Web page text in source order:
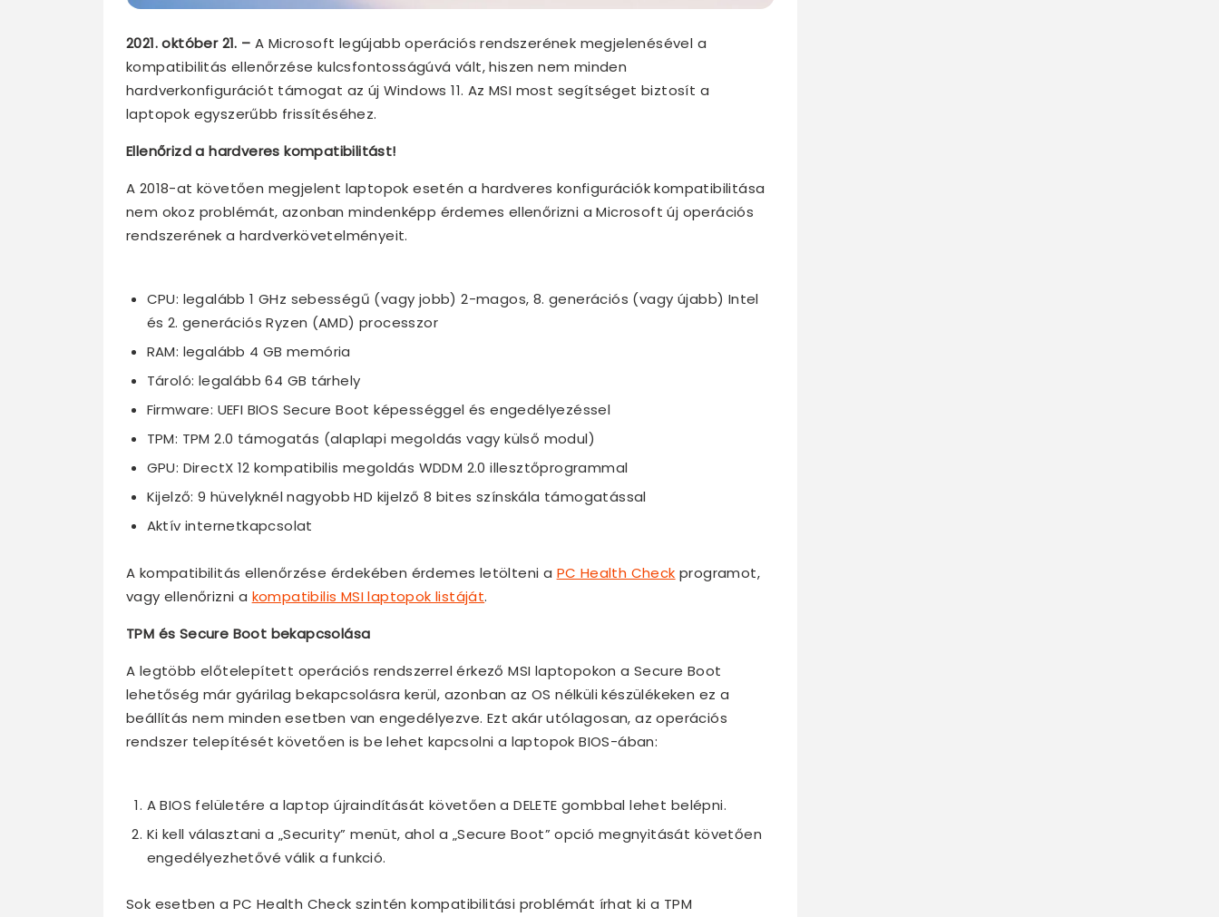
2021. október 21. – A Microsoft legújabb operációs rendszerének megjelenésével a
kompatibilitás ellenőrzése kulcsfontosságúvá vált, hiszen nem minden
hardverkonfigurációt támogat az új Windows 11. Az MSI most segítséget biztosít a
laptopok egyszerűbb frissítéséhez.
Ellenőrizd a hardveres kompatibilitást!
A 2018-at követően megjelent laptopok esetén a hardveres konfigurációk kompatibilitása
nem okoz problémát, azonban mindenképp érdemes ellenőrizni a Microsoft új operációs
rendszerének a hardverkövetelményeit.
CPU: legalább 1 GHz sebességű (vagy jobb) 2-magos, 8. generációs (vagy újabb) Intel
és 2. generációs Ryzen (AMD) processzor
RAM: legalább 4 GB memória
Tároló: legalább 64 GB tárhely
Firmware: UEFI BIOS Secure Boot képességgel és engedélyezéssel
TPM: TPM 2.0 támogatás (alaplapi megoldás vagy külső modul)
GPU: DirectX 12 kompatibilis megoldás WDDM 2.0 illesztőprogrammal
Kijelző: 9 hüvelyknél nagyobb HD kijelző 8 bites színskála támogatással
Aktív internetkapcsolat
A kompatibilitás ellenőrzése érdekében érdemes letölteni a PC Health Check programot,
vagy ellenőrizni a kompatibilis MSI laptopok listáját.
TPM és Secure Boot bekapcsolása
A legtöbb előtelepített operációs rendszerrel érkező MSI laptopokon a Secure Boot
lehetőség már gyárilag bekapcsolásra kerül, azonban az OS nélküli készülékeken ez a
beállítás nem minden esetben van engedélyezve. Ezt akár utólagosan, az operációs
rendszer telepítését követően is be lehet kapcsolni a laptopok BIOS-ában:
A BIOS felületére a laptop újraindítását követően a DELETE gombbal lehet belépni.
Ki kell választani a „Security” menüt, ahol a „Secure Boot” opció megnyitását követően
engedélyezhetővé válik a funkció.
Sok esetben a PC Health Check szintén kompatibilitási problémát írhat ki a TPM